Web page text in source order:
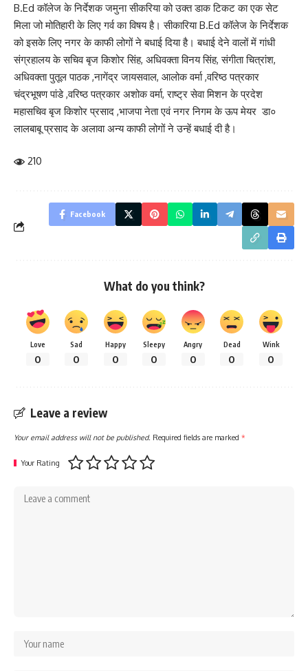
B.Ed कॉलेज के निर्देशक जमुना सीकरिया को उक्त डाक टिकट का एक सेट
मिला जो मोतिहारी के लिए गर्व का विषय है। सीकारिया B.Ed कॉलेज के निर्देशक
को इसके लिए नगर के काफी लोगों ने बधाई दिया है। बधाई देने वालों में गांधी
संग्रहालय के सचिव बृज किशोर सिंह, अधिवक्ता विनय सिंह, संगीता चित्रांश,
अधिवक्ता पुतूल पाठक ,नागेंद्र जायसवाल, आलोक वर्मा ,वरिष्ठ पत्रकार
चंद्रभूषण पांडे ,वरिष्ठ पत्रकार अशोक वर्मा, राष्ट्र सेवा मिशन के प्रदेश
महासचिव बृज किशोर प्रसाद ,भाजपा नेता एवं नगर निगम के ऊप मेयर डा०
लालबाबू प्रसाद के अलावा अन्य काफी लोगों ने उन्हें बधाई दी है।
210
Facebook
What do you think?
Love
0
Sad
0
Happy
0
Sleepy
0
Angry
0
Dead
0
Wink
0
Leave a review
Your email address will not be published. Required fields are marked *
Your Rating